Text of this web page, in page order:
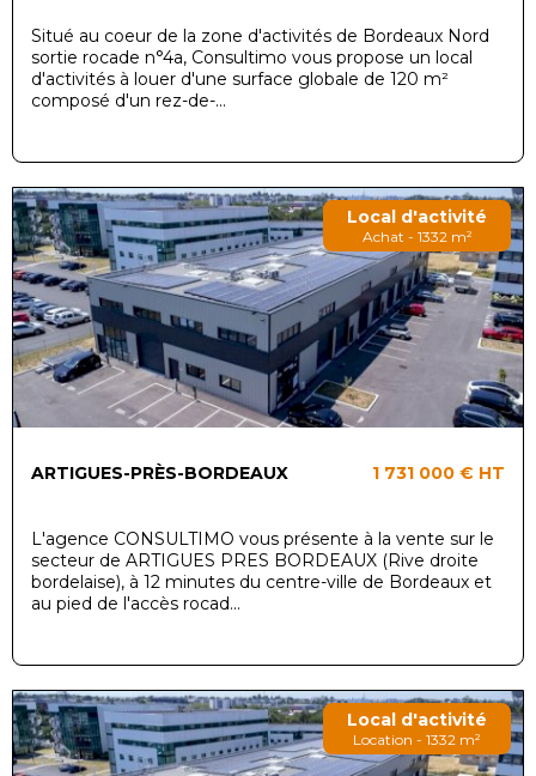
Situé au coeur de la zone d'activités de Bordeaux Nord
sortie rocade n°4a, Consultimo vous propose un local
d'activités à louer d'une surface globale de 120 m²
composé d'un rez-de-...
Local d'activité
Achat - 1332 m²
ARTIGUES-PRÈS-BORDEAUX 1 731 000 € HT
L'agence CONSULTIMO vous présente à la vente sur le
secteur de ARTIGUES PRES BORDEAUX (Rive droite
bordelaise), à 12 minutes du centre-ville de Bordeaux et
au pied de l'accès rocad...
Local d'activité
Location - 1332 m²